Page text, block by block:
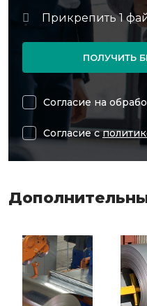
ПОЛУЧИТЬ
Согласие на
Согласие с